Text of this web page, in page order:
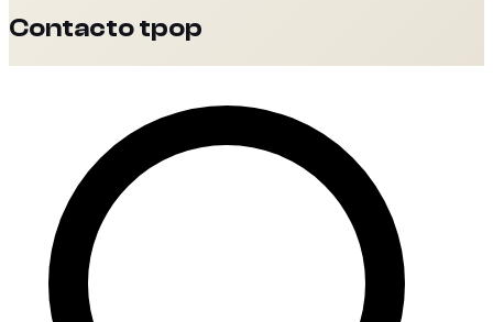
Contacto tpop